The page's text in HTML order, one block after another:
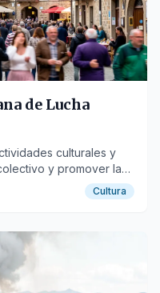
de Lucha
culturales y
y promover la
Cultura